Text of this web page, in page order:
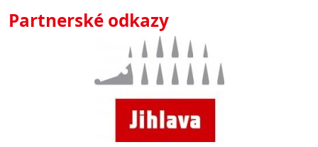
Partnerské odkazy